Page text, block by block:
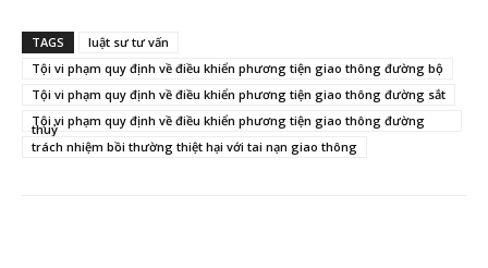
TAGS
luật sư tư vấn
Tội vi phạm quy định về điều khiển phương tiện giao thông đường bộ
Tội vi phạm quy định về điều khiển phương tiện giao thông đường sắt
Tội vi phạm quy định về điều khiển phương tiện giao thông đường
thuỷ
trách nhiệm bồi thường thiệt hại với tai nạn giao thông